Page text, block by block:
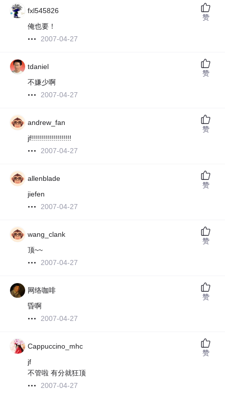
fxl545826
俺也要！
2007-04-27
赞
tdaniel
不嫌少啊
2007-04-27
赞
andrew_fan
jf!!!!!!!!!!!!!!!!!!!!
2007-04-27
赞
allenblade
jiefen
2007-04-27
赞
wang_clank
顶~~
2007-04-27
赞
网络咖啡
昏啊
2007-04-27
赞
Cappuccino_mhc
jf
不管啦 有分就狂顶
2007-04-27
赞